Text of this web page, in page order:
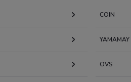
COIN
YAMAMAY
OVS